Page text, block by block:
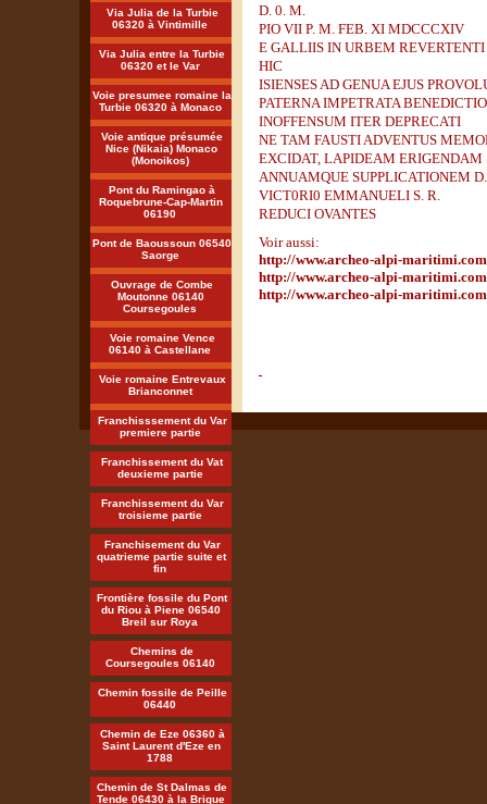
Via Julia de la Turbie
06320 à Vintimille
Via Julia entre la Turbie
06320 et le Var
Voie presumee romaine la
Turbie 06320 à Monaco
Voie antique présumée
Nice (Nikaia) Monaco
(Monoikos)
Pont du Ramingao à
Roquebrune-Cap-Martin
06190
Pont de Baoussoun 06540
Saorge
Ouvrage de Combe
Moutonne 06140
Coursegoules
Voie romaine Vence
06140 à Castellane
Voie romaine Entrevaux
Brianconnet
Franchisssement du Var
premiere partie
Franchissement du Vat
deuxieme partie
Franchissement du Var
troisieme partie
Franchisement du Var
quatrieme partie suite et
fin
Frontière fossile du Pont
du Riou à Piene 06540
Breil sur Roya
Chemins de
Coursegoules 06140
Chemin fossile de Peille
06440
Chemin de Eze 06360 à
Saint Laurent d'Eze en
1788
Chemin de St Dalmas de
Tende 06430 à la Brigue
D. 0. M.
PIO VII P. M. FEB. XI MDCCCXIV
E GALLIIS IN URBEM REVERTENTI
HIC
ISIENSES AD GENUA EJUS
PATERNA IMPETRATA
INOFFENSUM ITER DEPRECATI
NE TAM FAUSTI ADVENTUS
EXCIDAT, LAPIDEAM ERIGENDAM
ANNUAMQUE SUPPLICATIONEM
VICT0RI0 EMMANUELI S. R.
REDUCI OVANTES
Voir aussi:
http://www.archeo-alpi-
http://www.archeo-alpi-
http://www.archeo-alpi-